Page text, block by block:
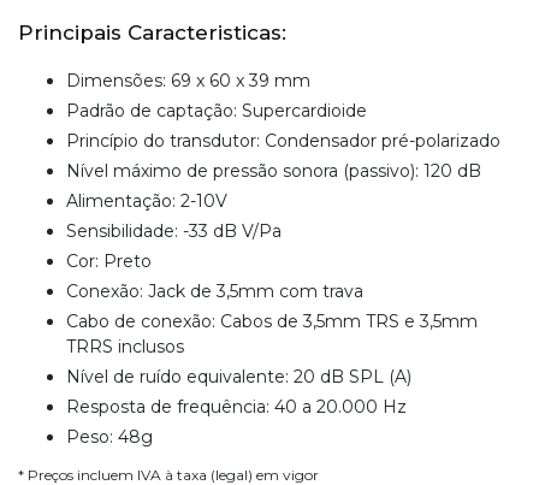
Principais Caracteristicas:
Dimensões: 69 x 60 x 39 mm
Padrão de captação: Supercardioide
Princípio do transdutor: Condensador pré-polarizado
Nível máximo de pressão sonora (passivo): 120 dB
Alimentação: 2-10V
Sensibilidade: -33 dB V/Pa
Cor: Preto
Conexão: Jack de 3,5mm com trava
Cabo de conexão: Cabos de 3,5mm TRS e 3,5mm
TRRS inclusos
Nível de ruído equivalente: 20 dB SPL (A)
Resposta de frequência: 40 a 20.000 Hz
Peso: 48g
* Preços incluem IVA à taxa (legal) em vigor